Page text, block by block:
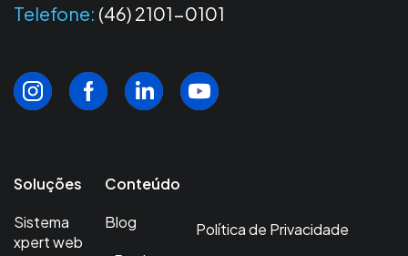
Telefone: (46) 2101-0101
Soluções
Sistema
xpert web
Conteúdo
Blog
Política de Privacidade